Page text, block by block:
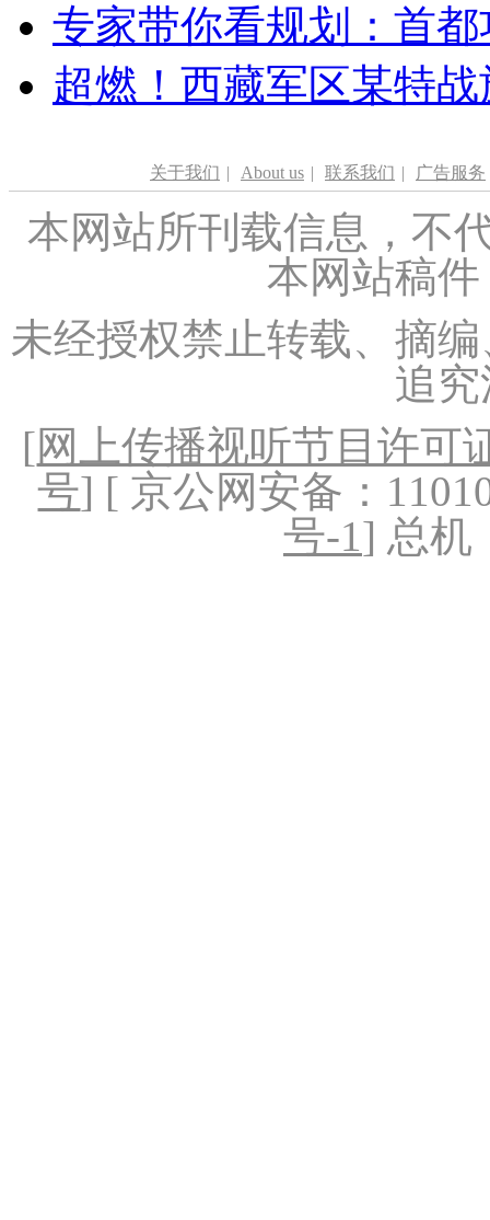
专家带你看规划：首
超燃！西藏军区某特
关于我们 | About us | 联系我们 | 广告服务
本网站所刊载信息，不
本网站稿
未经授权禁止转载、摘
追
[网上传播视听节目许可
号] [ 京公网安备：
号-1] 总机